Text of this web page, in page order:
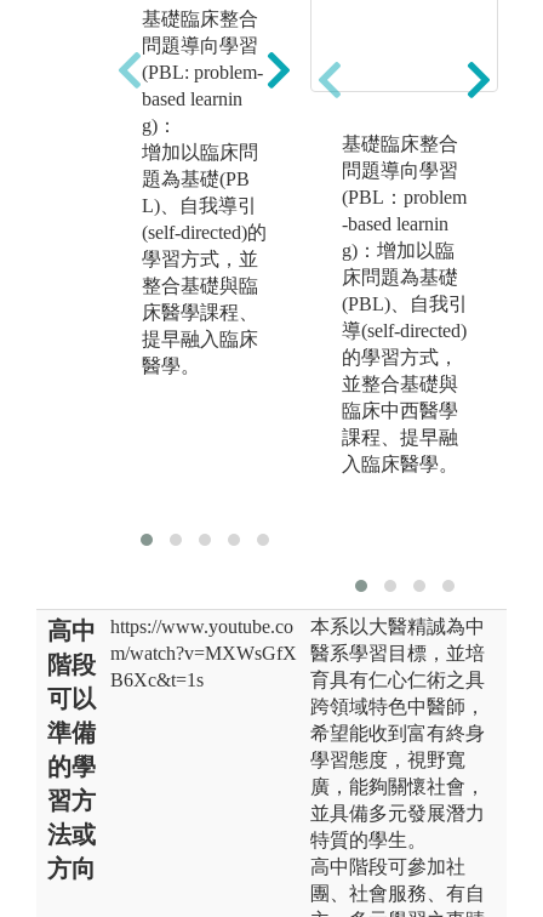
基礎臨床整合
問題導向學習
(PBL: problem-
based learnin
g)：
增加以臨床問
題為基礎(PB
L)、自我導引
(self-directed)的
學習方式，並
整合基礎與臨
床醫學課程、
提早融入臨床
醫學。
區段(learning bl
ocks)，每一區
授課及問題導
向學習PBL病
案討論，並且
融入適度之醫
病關係(Physici
ans and Societ
y)，以及段考
測驗。講堂授
課及實驗課程
涵蓋各學習區
段之核心概
念， 作為瞭解
臨床病案之基
基礎臨床整合
問題導向學習
(PBL：problem
-based learnin
g)：增加以臨
床問題為基礎
(PBL)、自我引
導(self-directed)
的學習方式，
並整合基礎與
臨床中西醫學
課程、提早融
入臨床醫學。
高中
階段
可以
準備
的學
習方
法或
方向
https://www.youtube.co
m/watch?v=MXWsGfX
B6Xc&t=1s
本系以大醫精誠為中
醫系學習目標，並培
育具有仁心仁術之具
跨領域特色中醫師，
希望能收到富有終身
學習態度，視野寬
廣，能夠關懷社會，
並具備多元發展潛力
特質的學生。
高中階段可參加社
團、社會服務、有自